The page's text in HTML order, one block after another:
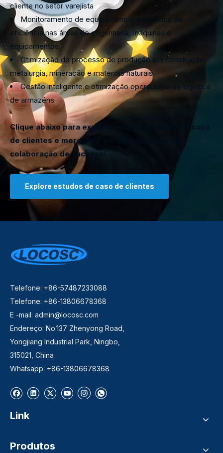
cliente no setor varejista
Monitoramento de equipamentos e melhoria de
eficiência nas áreas de engenharia, máquinas e
equipamentos
Otimização do processo de produção em construção,
metalurgia, mineração e materiais naturais
Gestão inteligente e otimização operacional na logística
de armazéns
Clique abaixo para explorar nossos estudos de caso
de clientes e mergulhar em mais histórias de
colaboração de sucesso!
Explore estudos de caso de clientes
Telefone: +86-57487233088
Telefone: +86-13806678368
E -mail: admin@locosc.com
Endereço: No.137 Zhenyong Road,
Yongjiang Industrial Park, Ningbo,
315021, China
Whatsapp: +86-13806678368
Link
Produtos